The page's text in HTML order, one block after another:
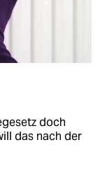
doch
das nach der